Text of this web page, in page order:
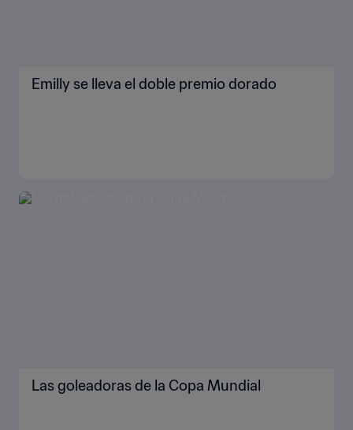
Emilly se lleva el doble premio dorado
Las goleadoras de la Copa Mundial